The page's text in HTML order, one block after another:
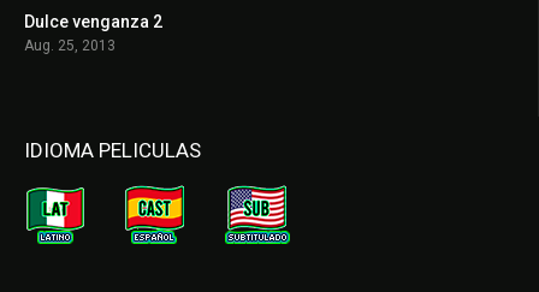
5.7
Dulce venganza 2
Aug. 25, 2013
IDIOMA PELICULAS